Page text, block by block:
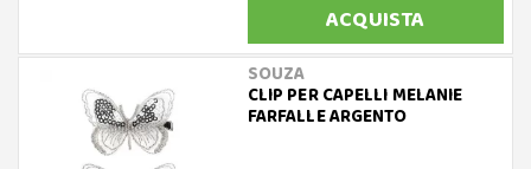
ACQUISTA
SOUZA
CLIP PER CAPELLI MELANIE
FARFALLE ARGENTO